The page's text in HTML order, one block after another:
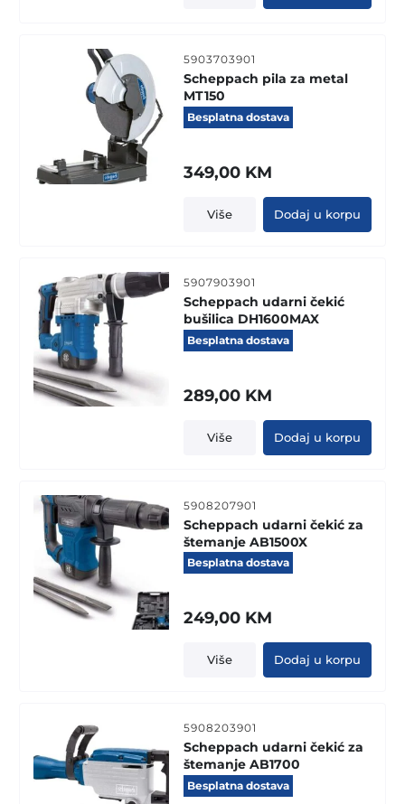
5903703901
Scheppach pila za metal
MT150
Besplatna dostava
349,00 KM
Više Dodaj u korpu
5907903901
Scheppach udarni čekić
bušilica DH1600MAX
Besplatna dostava
289,00 KM
Više Dodaj u korpu
5908207901
Scheppach udarni čekić za
štemanje AB1500X
Besplatna dostava
249,00 KM
Više Dodaj u korpu
5908203901
Scheppach udarni čekić za
štemanje AB1700
Besplatna dostava